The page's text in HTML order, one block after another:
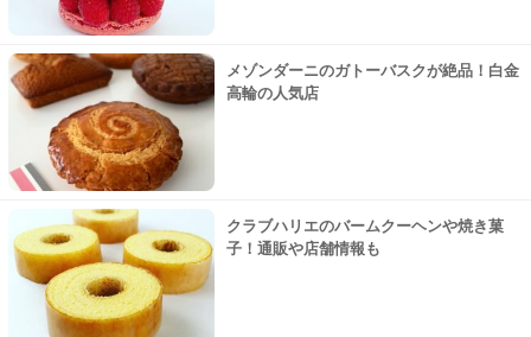
メゾンダーニのガトーバスクが絶品！白金
高輪の人気店
クラブハリエのバームクーヘンや焼き菓
子！通販や店舗情報も